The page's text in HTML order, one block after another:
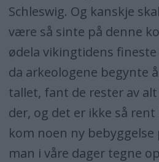
Schleswig. Og kanskje
være så sinte på denne
ødela vikingtidens
da arkeologene begynte
tallet, fant de rester av
der, og det er ikke så
kom noen ny bebyggelse
man i våre dager tegne